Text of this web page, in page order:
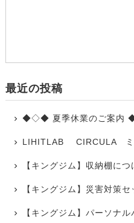
最近の投稿
◆◇◆ 夏季休業のご案
LIHITLAB CIRCULA ミ
【キングジム】収納棚に
【キングジム】災害対策
【キングジム】パーソナ